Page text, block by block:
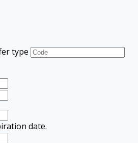
type
date.